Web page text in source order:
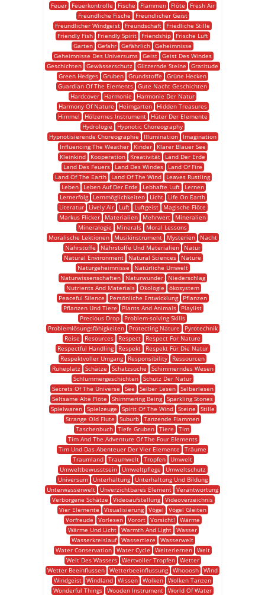
Feuer
Feuerkontrolle Fische Flammen Flöte
Fresh Air
Freundliche Fische
Freundlicher Geist
Freundlicher Windgeist
Freundschaft
Friedliche Stille
Friendly Fish
Friendly Spirit Friendship
Frische Luft
Garten Gefahr Gefährlich Geheimnisse
Geheimnisse Des Universums
Geist
Geist Des Windes
Geschichten Gewässerschutz Glitzernde Steine
Gratitude
Green Hedges Gruben Grundstoffe
Grüne Hecken
Guardian Of The Elements Gute Nacht Geschichten
Hardcover
Harmonie
Harmonie Der Natur
Harmony Of Nature
Heimgarten
Hidden Treasures
Himmel
Hölzernes Instrument
Hüter Der Elemente
Hydrologie
Hypnotic Choreography
Hypnotisierende Choreographie
Illumination
Imagination
Influencing The Weather
Kinder
Klarer Blauer See
Kleinkind
Kooperation Kreativität
Land Der Erde
Land Des Feuers
Land Des Windes
Land Of Fire
Land Of The Earth
Land Of The Wind
Leaves Rustling
Leben
Leben Auf Der Erde Lebhafte Luft
Lernen
Lernerfolg
Lernmöglichkeiten Licht
Life On Earth
Literatur
Lively Air Luft Luftgeist
Magische Flöte
Markus Flicker
Materialien Mehrwert
Mineralien
Mineralogie
Minerals
Moral Lessons
Moralische Lektionen
Musikinstrument Mysterien
Nacht
Nährstoffe
Nährstoffe Und Materialien
Natur
Natural Environment
Natural Sciences
Nature
Naturgeheimnisse
Natürliche Umwelt
Naturwissenschaften
Naturwunder
Niederschlag
Nutrients And Materials
Ökologie
ökosystem
Peaceful Silence
Persönliche Entwicklung
Pflanzen
Pflanzen Und Tiere
Plants And Animals
Playlist
Precious Drop
Problem-solving Skills
Problemlösungsfähigkeiten
Protecting Nature
Pyrotechnik
Reise
Resources Respect
Respect For Nature
Respectful Handling
Respekt
Respekt Für Die Natur
Respektvoller Umgang
Responsibility
Ressourcen
Ruheplatz
Schätze Schatzsuche
Schimmerndes Wesen
Schlummergeschichten Schutz Der Natur
Secrets Of The Universe
See Selber Lesen
Selberlesen
Seltsame Alte Flöte
Shimmering Being Sparkling Stones
Spielwaren
Spielzeuge Spirit Of The Wind Steine
Stille
Strange Old Flute
Suburb Tanzende Flammen
Taschenbuch Tiefe Gruben Tiere
Tim
Tim And The Adventure Of The Four Elements
Tim Und Das Abenteuer Der Vier Elemente
Träume
Traumland Traumwelt Tropfen
Umwelt
Umweltbewusstsein
Umweltpflege
Umweltschutz
Universum
Unterhaltung
Unterhaltung Und Bildung
Unterwasserwelt
Unverzichtbares Element Verantwortung
Verborgene Schätze
Videoaufstellung Videoverzeichnis
Vier Elemente
Visualisierung Vögel
Vögel Gleiten
Vorfreude
Vorlesen Vorort Vorsicht!
Wärme
Wärme Und Licht Warmth And Light Wasser
Wasserkreislauf Wassertiere
Wasserwelt
Water Conservation
Water Cycle Weiterlernen
Welt
Welt Des Wassers
Wertvoller Tropfen
Wetter
Wetter Beeinflussen Wetterbeeinflussung Whooosh Wind
Windgeist Windland Wissen Wolken Wolken Tanzen
Wonderful Things Wooden Instrument World Of Water